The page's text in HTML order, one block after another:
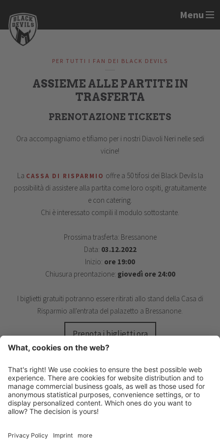
Menu
PER TUTTI I FAN DEI BLACK DEVILS
ASSIEME ALLE PARTITE IN
TRASFERTA
PRENOTAZIONE TICKETS
Ora accompagniamo e tifiamo per i nostri Diavoli Neri nelle sedi
vicine!
La CASSA DI RISPARMIO offre a 50 tifosi dei Black Devils la
possibilità di assistere alla partita come loro ospiti, gratuitamente
e con catering.
Chi è interessato compili il modulo sottostante.
Prossima trasferta: Bressanone
Data: 03.12.2022
Inizio: ore 19:00
Chiusura preontazione: giovedì ore 24:00
I biglietti gratuiti potranno essere ritirati allo stand della Casa di
Risparmio all'entrata del palazetto a Bressanone.
Prenota i biglietti ora
HANDBALL MERAN ALPERIA
Via Lido 4
I-39012 Merano
INFO@HANDBALLMERAN.IT